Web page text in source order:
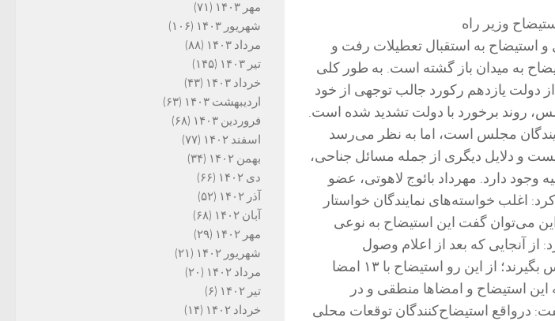
وزیر راه
استیضاح به استقبال تعطیلات رفت و
به میدان باز گشته است. به طور کلی
یازدهم رکورد جالب توجهی از خود
روند برخورد با دولت تشدید شده است.
مجلس است، اما به نظر می‌رسد
و دلایل دیگری از جمله مسائل جناحی،
دارد. مهرداد بائوج لاهوتی، عضو
اغلب خواسته‌های نمایندگان خواستار
می‌توان گفت این استیضاح به نوعی
از آنجایی که بعد از اعلام وصول
استیضاح، نمایندگان نمی‌توانند امضای خود را پس بگیرند؛ از این رو استیضاح با ۱۳ امضا
این استیضاح و امضاها منطقی و در
درواقع استیضاح‌کنندگان توقعات محلی
مهر ۱۴۰۳
(۷۱)
شهریور ۱۴۰۳
(۱۰۶)
مرداد ۱۴۰۳
(۸۸)
تیر ۱۴۰۳
(۱۴۵)
خرداد ۱۴۰۳
(۴۳)
اردیبهشت ۱۴۰۳
(۶۳)
فروردین ۱۴۰۳
(۶۸)
اسفند ۱۴۰۲
(۷۷)
بهمن ۱۴۰۲
(۳۴)
دی ۱۴۰۲
(۶۶)
آذر ۱۴۰۲
(۵۲)
آبان ۱۴۰۲
(۶۸)
مهر ۱۴۰۲
(۲۹)
شهریور ۱۴۰۲
(۲۱)
مرداد ۱۴۰۲
(۲۰)
تیر ۱۴۰۲
(۶)
خرداد ۱۴۰۲
(۱۴)